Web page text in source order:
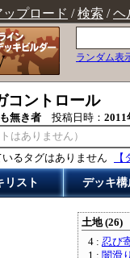
ップロード /検索 /ヘ
ランダム表
コントロール
無き者 投稿日時： 2011
はありません）
るタグはありません
リスト デッキ
土地 (26)
4 : 忍び
1 : 闇滑